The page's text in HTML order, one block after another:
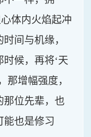
体内火焰起冲
间与机缘，
候，再将‘天
那增幅强度，
那位先辈，也
能也是修习